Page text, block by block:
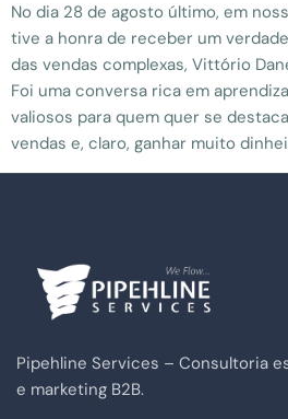
No dia 28 de agosto último, em
tive a honra de receber um
das vendas complexas, Vittório
Foi uma conversa rica em
valiosos para quem quer se
vendas e, claro, ganhar muito
Pipehline Services – Consultoria
e marketing B2B.